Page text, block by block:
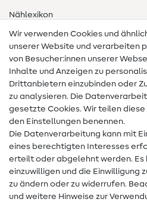
Nählexikon
Nähanleitungen
Hilfe & Kontakt
Kontakt
Infos zum Betreiberwechsel
FAQ
Widerrufsrecht
Beliebt
Stoffe
Wir verwenden Cookies und
unserer Website und verarbeiten
von Besucher:innen unserer
Inhalte und Anzeigen zu
Drittanbietern einzubinden oder
zu analysieren. Die
gesetzte Cookies. Wir teilen
den Einstellungen benennen.
Die Datenverarbeitung kann mit
eines berechtigten Interesses
erteilt oder abgelehnt werden. Es
einzuwilligen und die Einwilligung
zu ändern oder zu widerrufen.
und weitere Hinweise zur